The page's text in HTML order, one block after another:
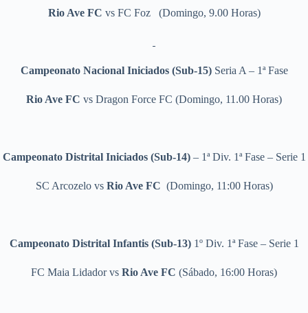
Rio Ave FC vs FC Foz (Domingo, 9.00 Horas)
Campeonato Nacional Iniciados (Sub-15)Seria A – 1ª Fase
Rio Ave FC vs Dragon Force FC (Domingo, 11.00 Horas)
Campeonato Distrital Iniciados (Sub-14) – 1ª Div. 1ª Fase – Serie 1
SC Arcozelovs Rio Ave FC (Domingo, 11:00 Horas)
Campeonato Distrital Infantis (Sub-13)1º Div. 1ª Fase – Serie 1
FC Maia Lidador vs Rio Ave FC (Sábado, 16:00 Horas)